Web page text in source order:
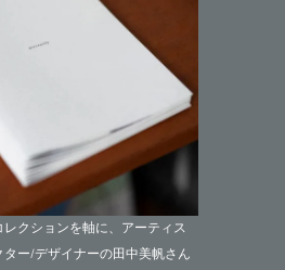
レクションを軸に、アーティス
ー/デザイナーの田中美帆さん